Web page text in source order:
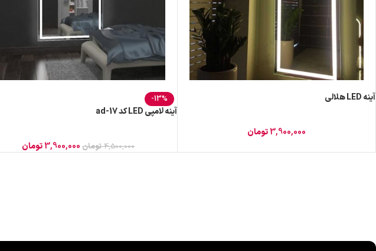
آینه LED هلالی
3,900,000تومان
-13%
آینه لامپی LED کد ad-17
4,500,000 تومان 3,900,000تومان